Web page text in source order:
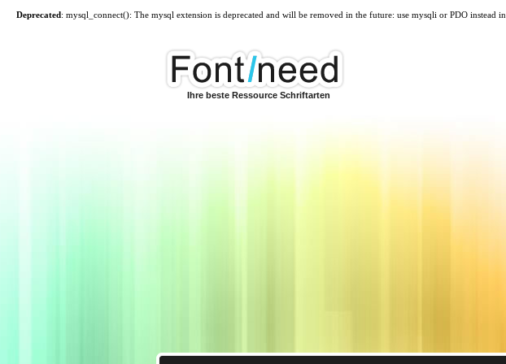
Deprecated: mysql_connect(): The mysql extension is deprecated and will be removed in the future: use mysqli or PDO instead in
Ihre beste Ressource Schriftarten